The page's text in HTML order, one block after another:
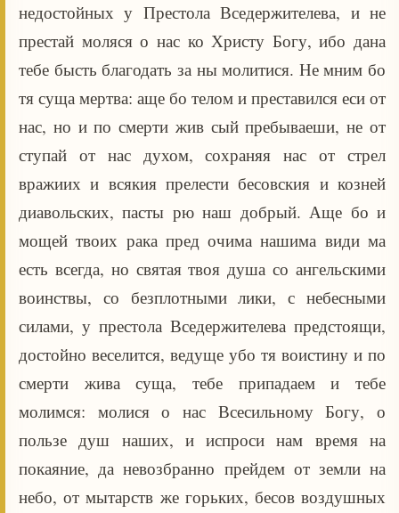
недостойных у Престола Вседержителева, и не
престай моляся о нас ко Христу Богу, ибо дана
тебе бысть благодать за ны молитися. Не мним бо
тя суща мертва: аще бо телом и преставился еси от
нас, но и по смерти жив сый пребываеши, не от
ступай от нас духом, сохраняя нас от стрел
вражиих и всякия прелести бесовския и козней
диавольских, пасты рю наш добрый. Аще бо и
мощей твоих рака пред очима нашима види ма
есть всегда, но святая твоя душа со ангельскими
воинствы, со безплотными лики, с небесными
силами, у престола Вседержителева предстоящи,
достойно веселится, ведуще убо тя воистину и по
смерти жива суща, тебе припадаем и тебе
молимся: молися о нас Всесильному Богу, о
пользе душ наших, и испроси нам время на
покаяние, да невозбранно прейдем от земли на
небо, от мытарств же горьких, бесов воздушных